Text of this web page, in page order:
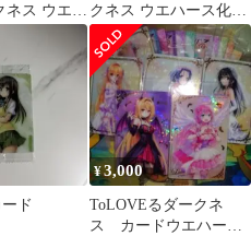
ス ウエハ
クネス ウエハース化計
画 まとめ売り
ド
¥3,000
ToLOVEるダークネ
ス カードウエハース